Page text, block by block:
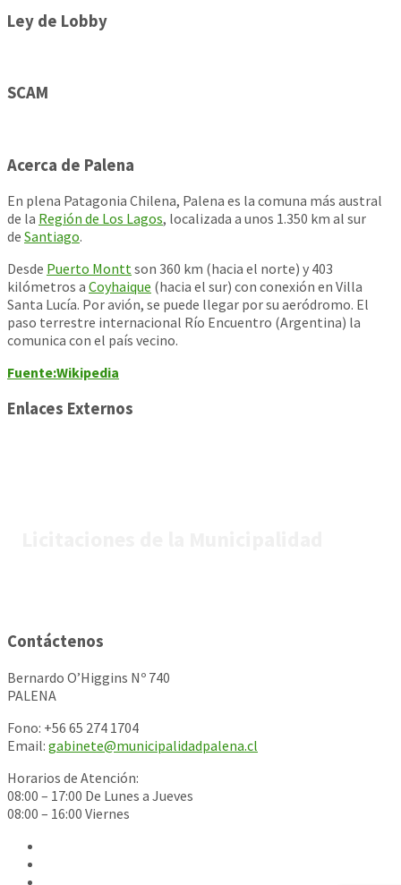
Ley de Lobby
SCAM
Acerca de Palena
En plena Patagonia Chilena, Palena es la comuna más austral
de la Región de Los Lagos, localizada a unos 1.350 km al sur
de Santiago.
Desde Puerto Monttson 360 km (hacia el norte) y 403
kilómetros a Coyhaique (hacia el sur) con conexión en Villa
Santa Lucía. Por avión, se puede llegar por su aeródromo. El
paso terrestre internacional Río Encuentro (Argentina) la
comunica con el país vecino.
Fuente:Wikipedia
Enlaces Externos
Contáctenos
Bernardo O’Higgins Nº 740
PALENA
Fono: +56 65 274 1704
Email: gabinete@municipalidadpalena.cl
Horarios de Atención:
08:00 – 17:00 De Lunes a Jueves
08:00 – 16:00 Viernes